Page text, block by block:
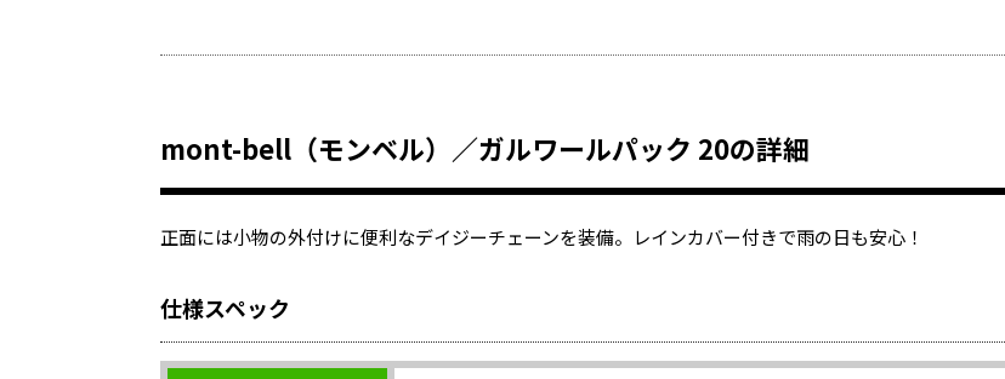
mont-bell（モンベル）／ガルワールパック 20の詳細
正面には小物の外付けに便利なデイジーチェーンを装備。レインカバー付きで雨の日も安心！
仕様スペック